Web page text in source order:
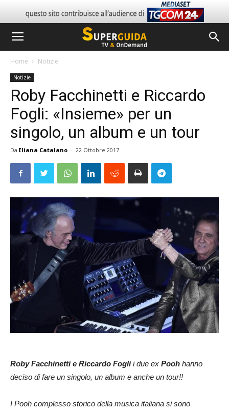
Home Notizie
Notizie
Roby Facchinetti e Riccardo
Fogli: «Insieme» per un
singolo, un album e un tour
Da Eliana Catalano - 22 Ottobre 2017
Roby Facchinetti e Riccardo Foglii due ex Pooh hanno
deciso di fare un singolo, un album e anche un tour!!
I Pooh complesso storico della musica italiana si sono